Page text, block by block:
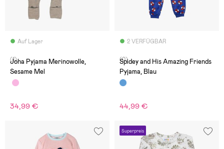
Auf Lager
(1)
Joha Pyjama Merinowolle,
Sesame Mel
34,99 €
2 VERFÜGBAR
(0)
Spidey and His Amazing Friends
Pyjama, Blau
44,99 €
Superpreis